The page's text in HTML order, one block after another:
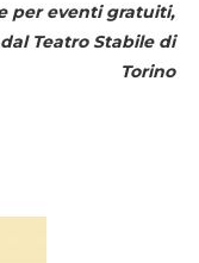
per eventi gratuiti,
Teatro Stabile di
Torino